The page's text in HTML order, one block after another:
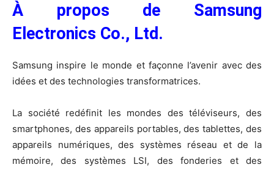
À propos de Samsung
Electronics Co., Ltd.
Samsung inspire le monde et façonne l’avenir avec des
idées et des technologies transformatrices.
La société redéfinit les mondes des téléviseurs, des
smartphones, des appareils portables, des tablettes, des
appareils numériques, des systèmes réseau et de la
mémoire, des systèmes LSI, des fonderies et des